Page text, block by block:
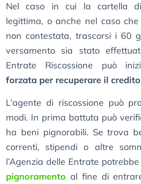
Nel caso in cui la cartella
legittima, o anche nel caso
non contestata, trascorsi i 60
versamento sia stato
Entrate Riscossione può
forzata per recuperare il credito
L’agente di riscossione può
modi. In prima battuta può
ha beni pignorabili. Se trova
correnti, stipendi o altre
l’Agenzia delle Entrate
pignoramento al fine di